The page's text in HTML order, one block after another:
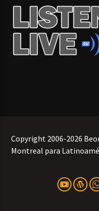
Copyright 2006-2026
Montreal para